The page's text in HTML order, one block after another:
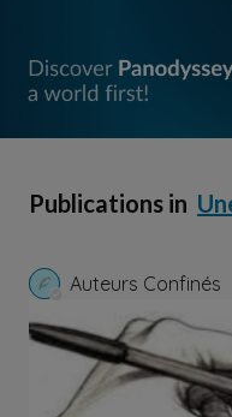
Publications in
Auteurs Confinés